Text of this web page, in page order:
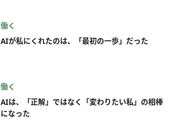
働く
AIが私にくれたのは、「最初の一歩」だった
働く
AIは、「正解」ではなく「変わりたい私」の相棒
になった